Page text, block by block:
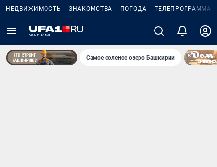
НЕДВИЖИМОСТЬ ЗНАКОМСТВА ПОГОДА ТЕЛЕПРОГРАММА
Самое соленое озеро Башкирии